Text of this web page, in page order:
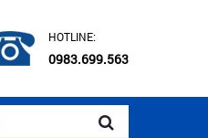
HOTLINE:
0983.699.563